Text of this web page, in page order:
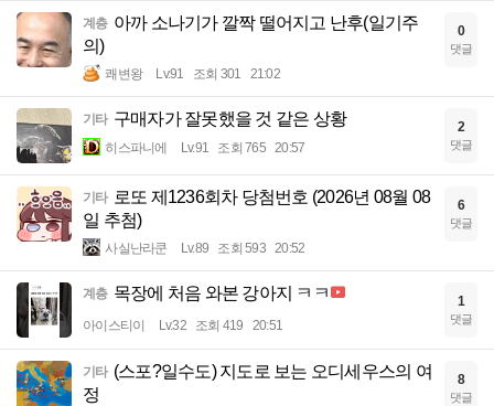
계층 아까 소나기가 깔짝 떨어지고 난후(일기주
의)
쾌변왕 Lv.91 조회 301 21:02
0
댓글
기타 구매자가 잘못했을 것 같은 상황
히스파니에 Lv.91 조회 765 20:57
2
댓글
기타 로또 제1236회차 당첨번호 (2026년 08월 08
일 추첨)
사실난라쿤 Lv.89 조회 593 20:52
6
댓글
계층 목장에 처음 와본 강아지 ㅋㅋ
아이스티이 Lv.32 조회 419 20:51
1
댓글
기타 (스포?일수도) 지도로 보는 오디세우스의 여
정
8
댓글